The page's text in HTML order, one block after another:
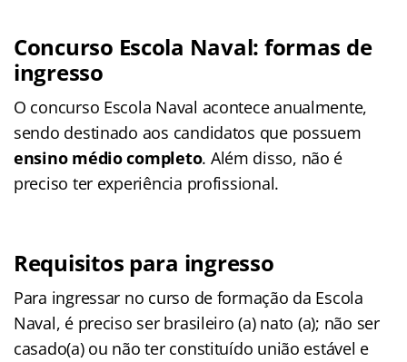
Concurso Escola Naval: formas de
ingresso
O concurso Escola Naval acontece anualmente,
sendo destinado aos candidatos que possuem
ensino médio completo. Além disso, não é
preciso ter experiência profissional.
Requisitos para ingresso
Para ingressar no curso de formação da Escola
Naval, é preciso ser brasileiro (a) nato (a); não ser
casado(a) ou não ter constituído união estável e